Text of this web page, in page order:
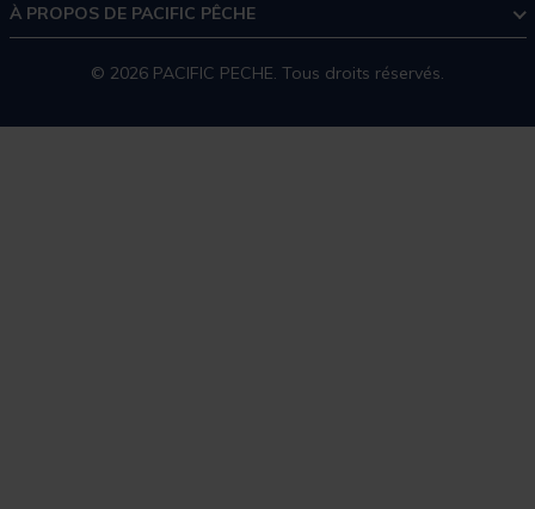
À PROPOS DE PACIFIC PÊCHE
© 2026 PACIFIC PECHE. Tous droits réservés.